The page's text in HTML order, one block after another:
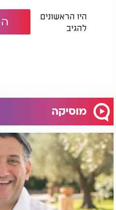
היו הראשונים
להגיב
מוסיקה